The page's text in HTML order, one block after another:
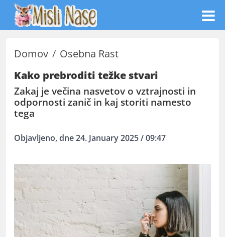
Domov
Osebna Rast
Kako prebroditi težke stvari
Zakaj je večina nasvetov o vztrajnosti in
odpornosti zanič in kaj storiti namesto
tega
Objavljeno, dne 24. January 2025 / 09:47